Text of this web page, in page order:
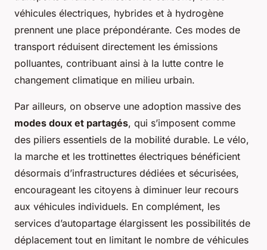
véhicules électriques, hybrides et à hydrogène
prennent une place prépondérante. Ces modes de
transport réduisent directement les émissions
polluantes, contribuant ainsi à la lutte contre le
changement climatique en milieu urbain.
Par ailleurs, on observe une adoption massive des
modes doux et partagés, qui s’imposent comme
des piliers essentiels de la mobilité durable. Le vélo,
la marche et les trottinettes électriques bénéficient
désormais d’infrastructures dédiées et sécurisées,
encourageant les citoyens à diminuer leur recours
aux véhicules individuels. En complément, les
services d’autopartage élargissent les possibilités de
déplacement tout en limitant le nombre de véhicules